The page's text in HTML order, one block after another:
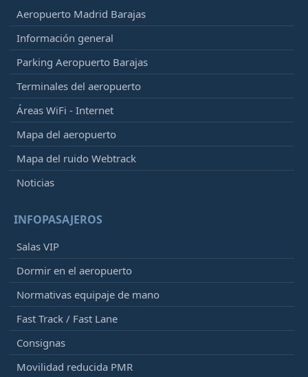
Aeropuerto Madrid Barajas
Información general
Parking Aeropuerto Barajas
Terminales del aeropuerto
Áreas WiFi - Internet
Mapa del aeropuerto
Mapa del ruido Webtrack
Noticias
INFOPASAJEROS
Salas VIP
Dormir en el aeropuerto
Normativas equipaje de mano
Fast Track / Fast Lane
Consignas
Movilidad reducida PMR